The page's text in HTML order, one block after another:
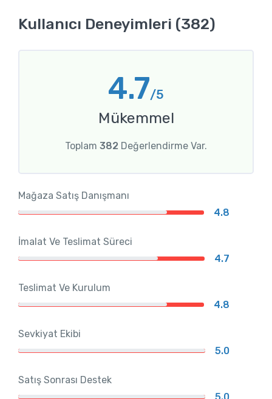
Kullanıcı Deneyimleri (382)
4.7/5
Mükemmel
Toplam 382 Değerlendirme Var.
Mağaza Satış Danışmanı
4.8
İmalat Ve Teslimat Süreci
4.7
Teslimat Ve Kurulum
4.8
Sevkiyat Ekibi
5.0
Satış Sonrası Destek